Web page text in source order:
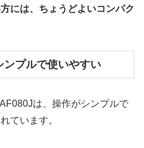
には、ちょうどよいコンパク
プルで使いやすい
は、操作がシンプルで
ています。